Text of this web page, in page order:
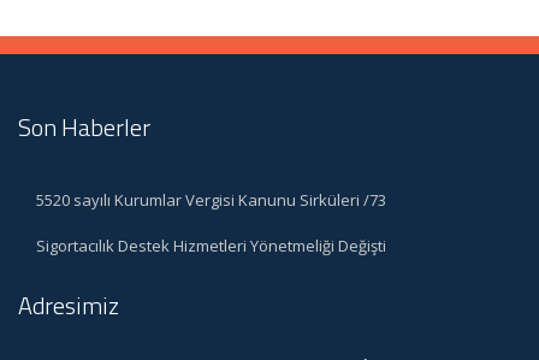
Son Haberler
5520 sayılı Kurumlar Vergisi Kanunu Sirküleri /73
Sigortacılık Destek Hizmetleri Yönetmeliği Değişti
Adresimiz